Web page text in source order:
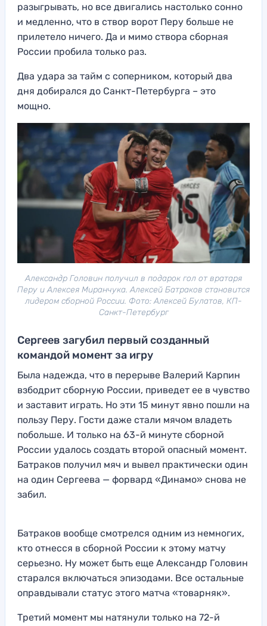
разыгрывать, но все двигались настолько сонно
и медленно, что в створ ворот Перу больше не
прилетело ничего. Да и мимо створа сборная
России пробила только раз.
Два удара за тайм с соперником, который два
дня добирался до Санкт-Петербурга – это
мощно.
Александр Головин получил в подарок гол от вратаря
Перу и Алексея Миранчука. Алексей Батраков становится
лидером сборной России. Фото: Алексей Булатов, КП-
Санкт-Петербург
Сергеев загубил первый созданный
командой момент за игру
Была надежда, что в перерыве Валерий Карпин
взбодрит сборную России, приведет ее в чувство
и заставит играть. Но эти 15 минут явно пошли на
пользу Перу. Гости даже стали мячом владеть
побольше. И только на 63-й минуте сборной
России удалось создать второй опасный момент.
Батраков получил мяч и вывел практически один
на один Сергеева — форвард «Динамо» снова не
забил.
Батраков вообще смотрелся одним из немногих,
кто отнесся в сборной России к этому матчу
серьезно. Ну может быть еще Александр Головин
старался включаться эпизодами. Все остальные
оправдывали статус этого матча «товарняк».
Третий момент мы натянули только на 72-й